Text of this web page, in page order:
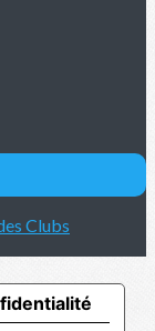
Clubs